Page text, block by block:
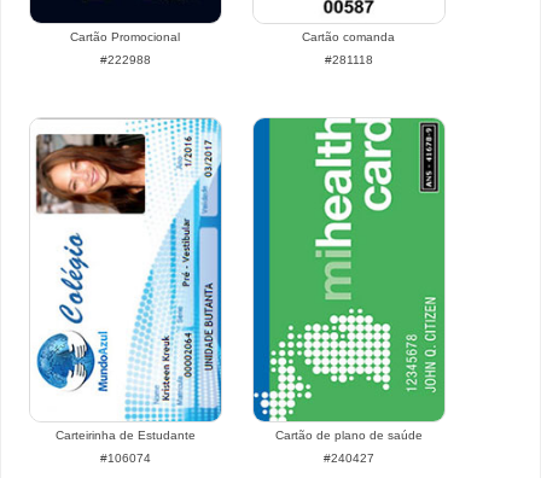
Cartão Promocional
#222988
Cartão comanda
#281118
Carteirinha de Estudante
#106074
Cartão de plano de saúde
#240427